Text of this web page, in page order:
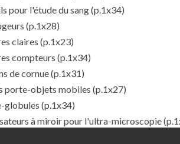
pour l'étude du sang(p.1x34)
(p.1x28)
claires (p.1x23)
compteurs (p.1x34)
de cornue(p.1x31)
porte-objets mobiles (p.1x27)
globules (p.1x34)
à miroir pour l'ultra-microscopie